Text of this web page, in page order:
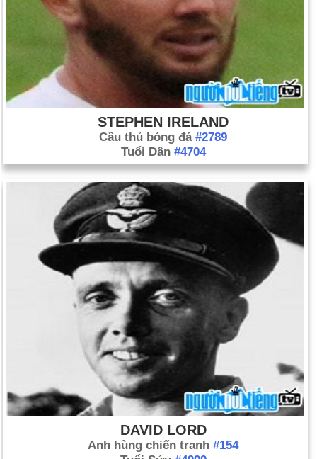
STEPHEN IRELAND
Cầu thủ bóng đá #2789
Tuổi Dần #4704
DAVID LORD
Anh hùng chiến tranh #154